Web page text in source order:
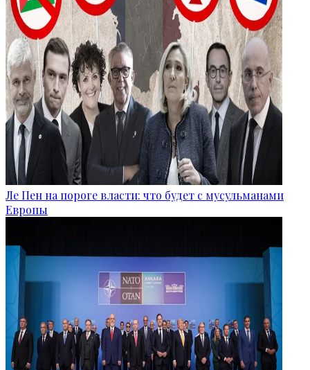
Ле Пен на пороге власти: что будет с мусульманами
Европы